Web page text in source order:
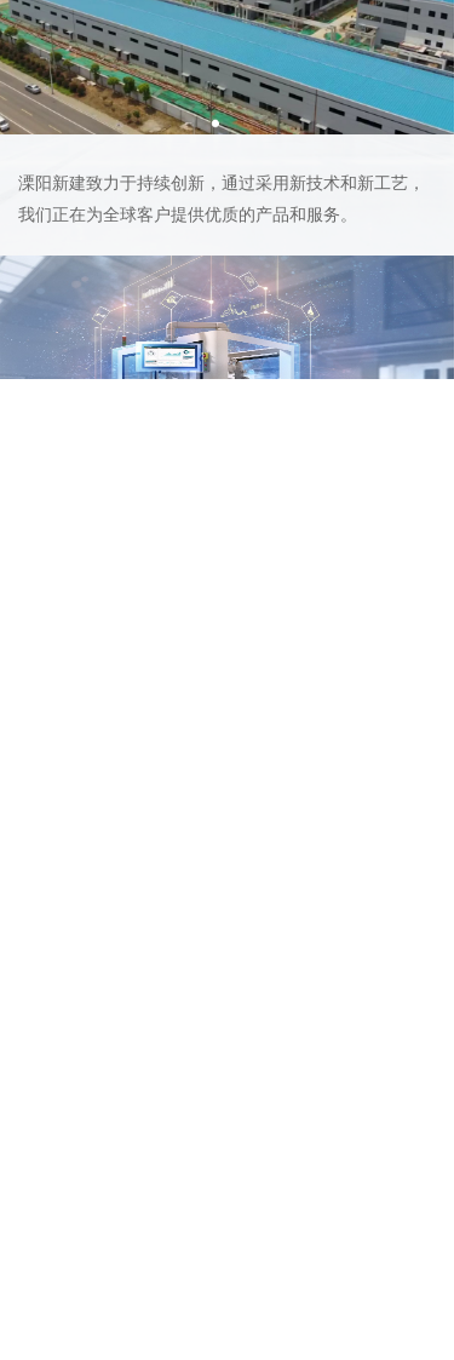
溧阳新建致力于持续创新，通过采用新技术和新工艺，
我们正在为全球客户提供优质的产品和服务。